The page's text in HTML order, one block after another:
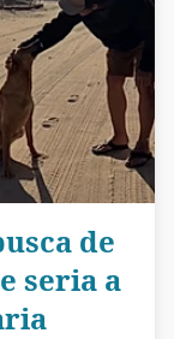
de
seria a